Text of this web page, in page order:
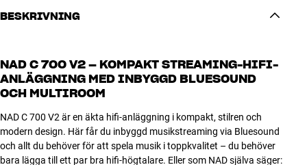
BESKRIVNING
NAD C 700 V2 – KOMPAKT STREAMING-HIFI-
ANLÄGGNING MED INBYGGD BLUESOUND
OCH MULTIROOM
NAD C 700 V2 är en äkta hifi-anläggning i kompakt, stilren och
modern design. Här får du inbyggd musikstreaming via Bluesound
och allt du behöver för att spela musik i toppkvalitet – du behöver
bara lägga till ett par bra hifi-högtalare. Eller som NAD själva säger: